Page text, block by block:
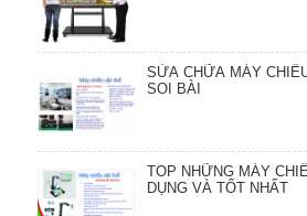
SỬA CHỮA MÁY
SOI BÀI
TOP NHỮNG MÁY
DỤNG VÀ TỐT NHẤT